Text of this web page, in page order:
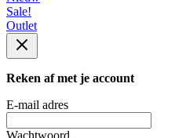
Sale!
Outlet
Reken af met je account
E-mail adres
Wachtwoord